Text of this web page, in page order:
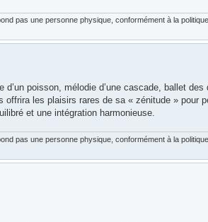
pas une personne physique, conformément à la
d’un poisson, mélodie d’une cascade, ballet
les plaisirs rares de sa « zénitude » pour
et une intégration harmonieuse.
pas une personne physique, conformément à la